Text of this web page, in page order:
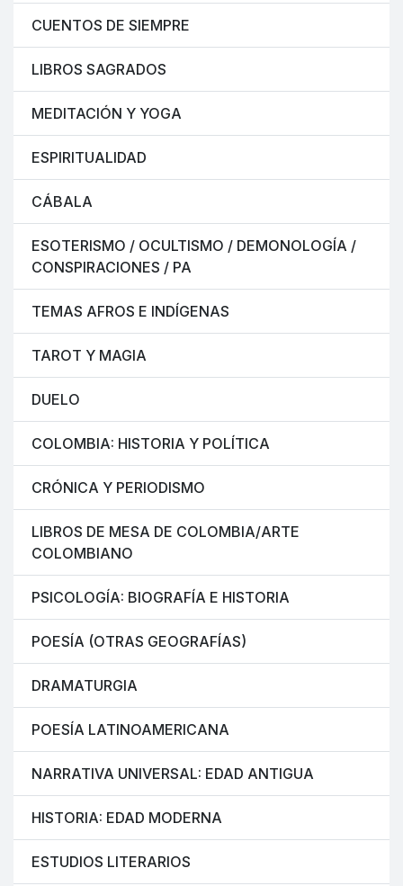
CUENTOS DE SIEMPRE
LIBROS SAGRADOS
MEDITACIÓN Y YOGA
ESPIRITUALIDAD
CÁBALA
ESOTERISMO / OCULTISMO / DEMONOLOGÍA /
CONSPIRACIONES / PA
TEMAS AFROS E INDÍGENAS
TAROT Y MAGIA
DUELO
COLOMBIA: HISTORIA Y POLÍTICA
CRÓNICA Y PERIODISMO
LIBROS DE MESA DE COLOMBIA/ARTE
COLOMBIANO
PSICOLOGÍA: BIOGRAFÍA E HISTORIA
POESÍA (OTRAS GEOGRAFÍAS)
DRAMATURGIA
POESÍA LATINOAMERICANA
NARRATIVA UNIVERSAL: EDAD ANTIGUA
HISTORIA: EDAD MODERNA
ESTUDIOS LITERARIOS